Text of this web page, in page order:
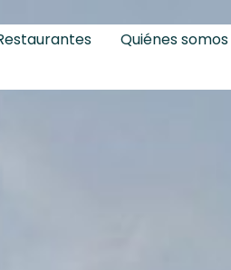
Quiénes somos